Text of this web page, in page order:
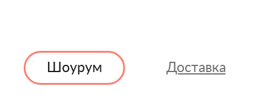
Шоурум Доставка